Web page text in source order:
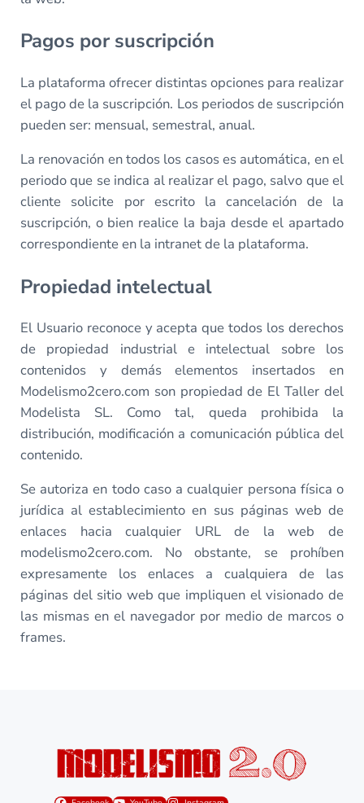
Pagos por suscripción
La plataforma ofrecer distintas opciones para realizar
el pago de la suscripción. Los periodos de suscripción
pueden ser: mensual, semestral, anual.
La renovación en todos los casos es automática, en el
periodo que se indica al realizar el pago, salvo que el
cliente solicite por escrito la cancelación de la
suscripción, o bien realice la baja desde el apartado
correspondiente en la intranet de la plataforma.
Propiedad intelectual
El Usuario reconoce y acepta que todos los derechos
de propiedad industrial e intelectual sobre los
contenidos y demás elementos insertados en
Modelismo2cero.com son propiedad de El Taller del
Modelista SL. Como tal, queda prohibida la
distribución, modificación a comunicación pública del
contenido.
Se autoriza en todo caso a cualquier persona física o
jurídica al establecimiento en sus páginas web de
enlaces hacia cualquier URL de la web de
modelismo2cero.com. No obstante, se prohíben
expresamente los enlaces a cualquiera de las
páginas del sitio web que impliquen el visionado de
las mismas en el navegador por medio de marcos o
frames.